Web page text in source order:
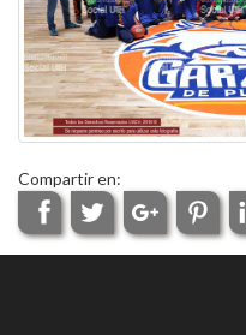
Compartir en: